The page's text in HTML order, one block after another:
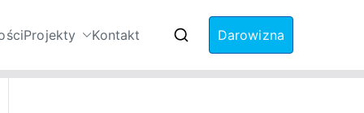
ze
Projekty Kontakt Darowizna